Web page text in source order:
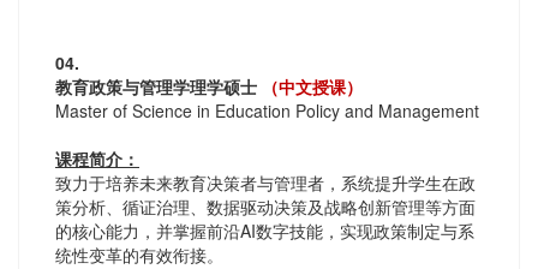
04.
教育政策与管理学理学硕士
（中文授课）
Master of Science in Education Policy and Management
课程简介：
致力于培养未来教育决策者与管理者，系统提升学生在政
策分析、循证治理、数据驱动决策及战略创新管理等方面
的核心能力，并掌握前沿AI数字技能，实现政策制定与系
统性变革的有效衔接。